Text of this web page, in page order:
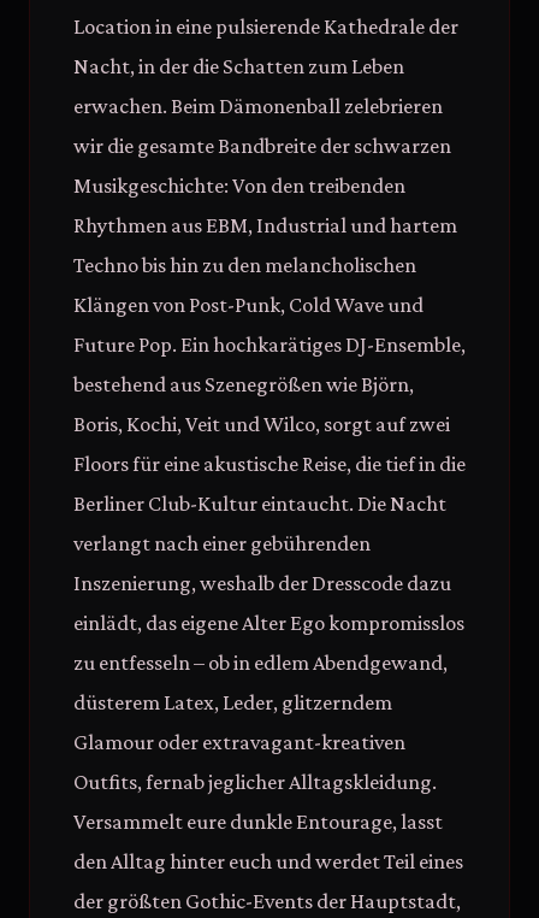
Location in eine pulsierende Kathedrale der
Nacht, in der die Schatten zum Leben
erwachen. Beim Dämonenball zelebrieren
wir die gesamte Bandbreite der schwarzen
Musikgeschichte: Von den treibenden
Rhythmen aus EBM, Industrial und hartem
Techno bis hin zu den melancholischen
Klängen von Post-Punk, Cold Wave und
Future Pop. Ein hochkarätiges DJ-Ensemble,
bestehend aus Szenegrößen wie Björn,
Boris, Kochi, Veit und Wilco, sorgt auf zwei
Floors für eine akustische Reise, die tief in die
Berliner Club-Kultur eintaucht. Die Nacht
verlangt nach einer gebührenden
Inszenierung, weshalb der Dresscode dazu
einlädt, das eigene Alter Ego kompromisslos
zu entfesseln – ob in edlem Abendgewand,
düsterem Latex, Leder, glitzerndem
Glamour oder extravagant-kreativen
Outfits, fernab jeglicher Alltagskleidung.
Versammelt eure dunkle Entourage, lasst
den Alltag hinter euch und werdet Teil eines
der größten Gothic-Events der Hauptstadt,